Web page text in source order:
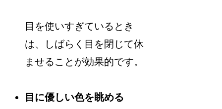
目を使いすぎているとき
は、しばらく目を閉じて休
ませることが効果的です。
目に優しい色を眺める